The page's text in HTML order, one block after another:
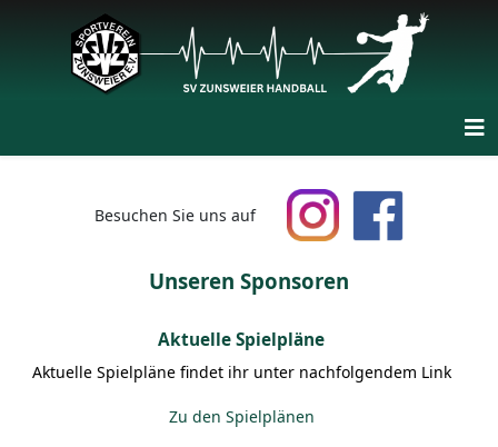
Besuchen Sie uns auf
Unseren Sponsoren
Aktuelle Spielpläne
Aktuelle Spielpläne findet ihr unter nachfolgendem Link
Zu den Spielplänen